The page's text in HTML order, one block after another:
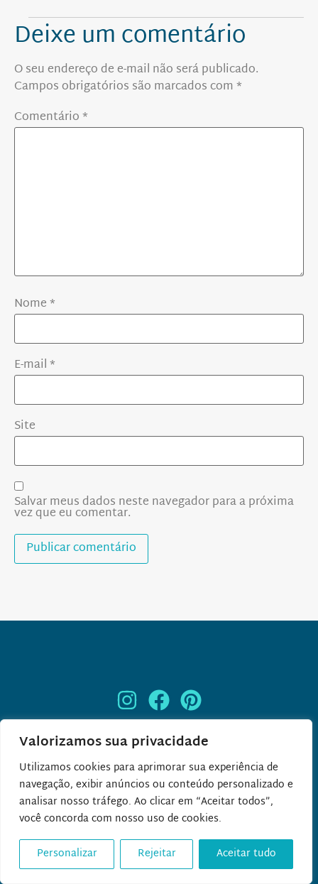
Valorizamos sua privacidade
Utilizamos cookies para aprimorar sua experiência de
navegação, exibir anúncios ou conteúdo personalizado e
analisar nosso tráfego. Ao clicar em “Aceitar todos”,
você concorda com nosso uso de cookies.
Personalizar
Rejeitar Aceitar tudo
Deixe um comentário
O seu endereço de e-mail não será publicado.
Campos obrigatórios são marcados com*
Comentário*
Nome*
E-mail*
Site
Salvar meus dados neste navegador para a próxima
vez que eu comentar.
Especial
Cruzeiros
Disney
Parques Aquáticos
Parques Temáticos